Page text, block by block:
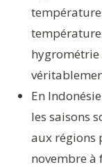
En
les saisons
aux régions
novembre à